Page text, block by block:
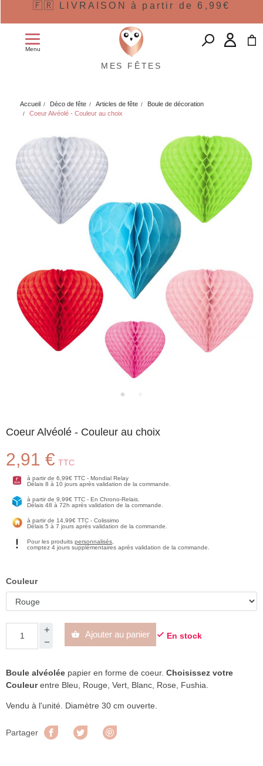
🇫🇷 LIVRAISON à partir de 6,99€
Menu
MES FÊTES
Accueil Déco de fête Articles de fête
Boule de décoration
Coeur Alvéolé - Couleur au choix
Coeur Alvéolé - Couleur au choix
2,91 € TTC
à partir de 6,99€ TTC - Mondial Relay
Délais 8 à 10 jours après validation de la commande.
à partir de 9,99€ TTC - En Chrono-Relais.
Délais 48 à 72h après validation de la commande.
à partir de 14,99€ TTC - Colissimo
Délais 5 à 7 jours après validation de la commande.
Pour les produits personnalisés
comptez 4 jours supplémentaires après validation de la commande.
Couleur
 Ajouter au panier  En stock
Boule alvéolée papier en forme de coeur. Choisissez votre
Couleurentre Bleu, Rouge, Vert, Blanc, Rose, Fushia.
Vendu à l'unité. Diamètre 30 cm ouverte.
Partager Partager Tweet